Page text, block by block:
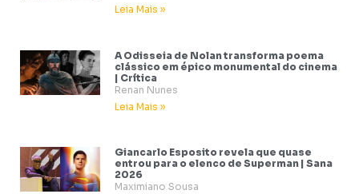
Leia Mais »
A Odisseia de Nolan transforma poema
clássico em épico monumental do cinema
| Crítica
Renan Nunes
Leia Mais »
Giancarlo Esposito revela que quase
entrou para o elenco de Superman | Sana
2026
Maximiano Sousa